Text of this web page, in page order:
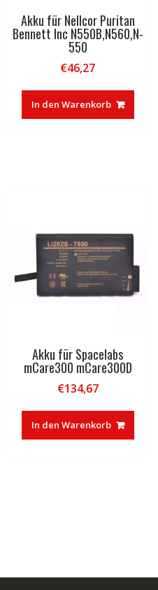
Akku für Nellcor Puritan
Bennett Inc N550B,N560,N-
550
€46,27
In den Warenkorb
Akku für Spacelabs
mCare300 mCare300D
€134,67
In den Warenkorb